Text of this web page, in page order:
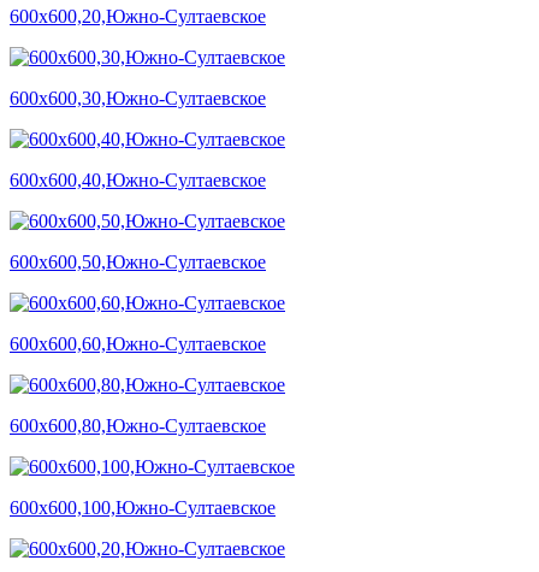
600х600,20,Южно-Султаевское
600х600,30,Южно-Султаевское
600х600,40,Южно-Султаевское
600х600,50,Южно-Султаевское
600х600,60,Южно-Султаевское
600х600,80,Южно-Султаевское
600х600,100,Южно-Султаевское